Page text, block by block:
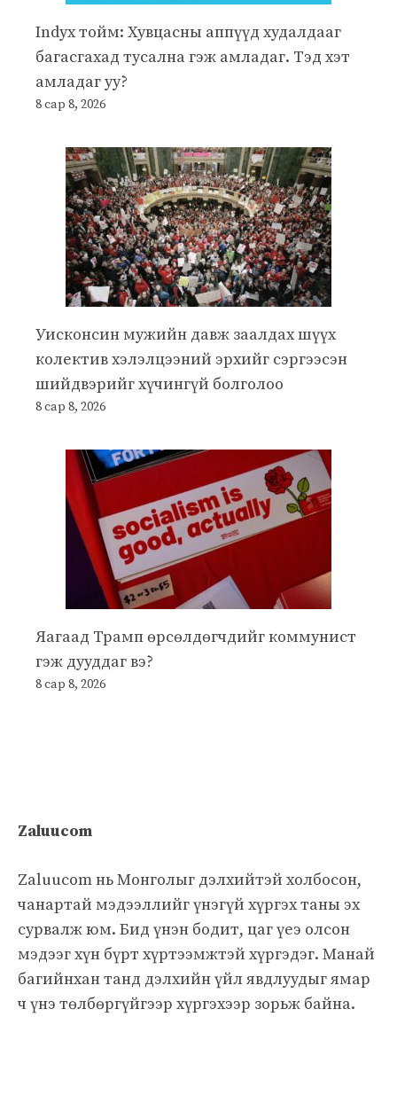
Indyx тойм: Хувцасны аппүүд худалдааг
багасгахад тусална гэж амладаг. Тэд хэт
амладаг уу?
8 сар 8, 2026
Уисконсин мужийн давж заалдах шүүх
колектив хэлэлцээний эрхийг сэргээсэн
шийдвэрийг хүчингүй болголоо
8 сар 8, 2026
Яагаад Трамп өрсөлдөгчдийг коммунист
гэж дууддаг вэ?
8 сар 8, 2026
Zaluucom
Zaluucom нь Монголыг дэлхийтэй холбосон,
чанартай мэдээллийг үнэгүй хүргэх таны эх
сурвалж юм. Бид үнэн бодит, цаг үеэ олсон
мэдээг хүн бүрт хүртээмжтэй хүргэдэг. Манай
багийнхан танд дэлхийн үйл явдлуудыг ямар
ч үнэ төлбөргүйгээр хүргэхээр зорьж байна.